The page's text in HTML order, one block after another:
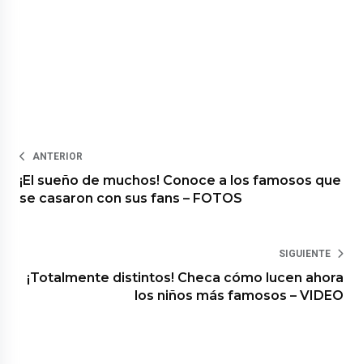
ANTERIOR
¡El sueño de muchos! Conoce a los famosos que
se casaron con sus fans – FOTOS
SIGUIENTE
¡Totalmente distintos! Checa cómo lucen ahora
los niños más famosos – VIDEO